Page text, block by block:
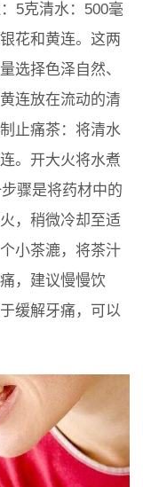
5克清水：500毫
花和黄连。这两
选择色泽自然、
连放在流动的清
止痛茶：将清水
。开大火将水煮
骤是将药材中的
，稍微冷却至适
小茶漉，将茶汁
，建议慢慢饮
缓解牙痛，可以